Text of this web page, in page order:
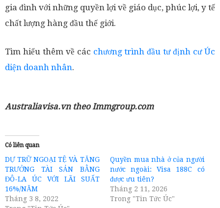
gia đình với những quyền lợi về giáo dục, phúc lợi, y tế
chất lượng hàng đầu thế giới.
Tìm hiểu thêm về các chương trình đầu tư định cư Úc
diện doanh nhân.
Australiavisa.vn theo Immgroup.com
Có liên quan
DỰ TRỮ NGOẠI TỆ VÀ TĂNG
TRƯỞNG TÀI SẢN BẰNG
ĐÔ-LA ÚC VỚI LÃI SUẤT
16%/NĂM
Tháng 3 8, 2022
Quyền mua nhà ở của người
nước ngoài: Visa 188C có
được ưu tiên?
Tháng 2 11, 2026
Trong "Tin Tức Úc"